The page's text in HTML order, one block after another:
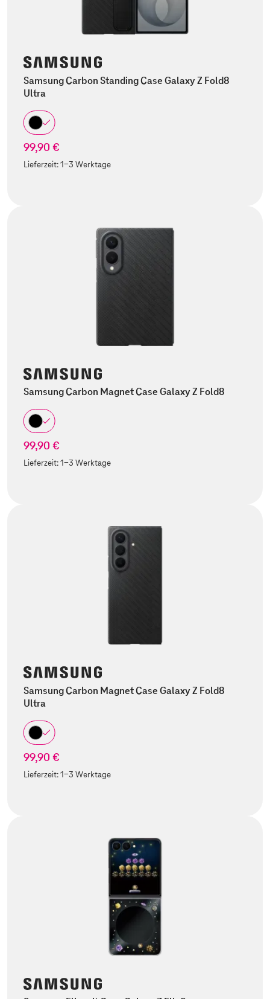
Samsung Carbon Standing Case Galaxy Z Fold8
Ultra
99,90 €
Lieferzeit:1-3 Werktage
Samsung Carbon Magnet Case Galaxy Z Fold8
99,90 €
Lieferzeit:1-3 Werktage
Samsung Carbon Magnet Case Galaxy Z Fold8
Ultra
99,90 €
Lieferzeit:1-3 Werktage